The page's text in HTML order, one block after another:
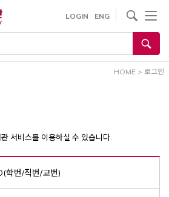
LOGIN ENG
HOME > 로그인
서비스를 이용하실 수 있습니다.
학번/직번/교번)